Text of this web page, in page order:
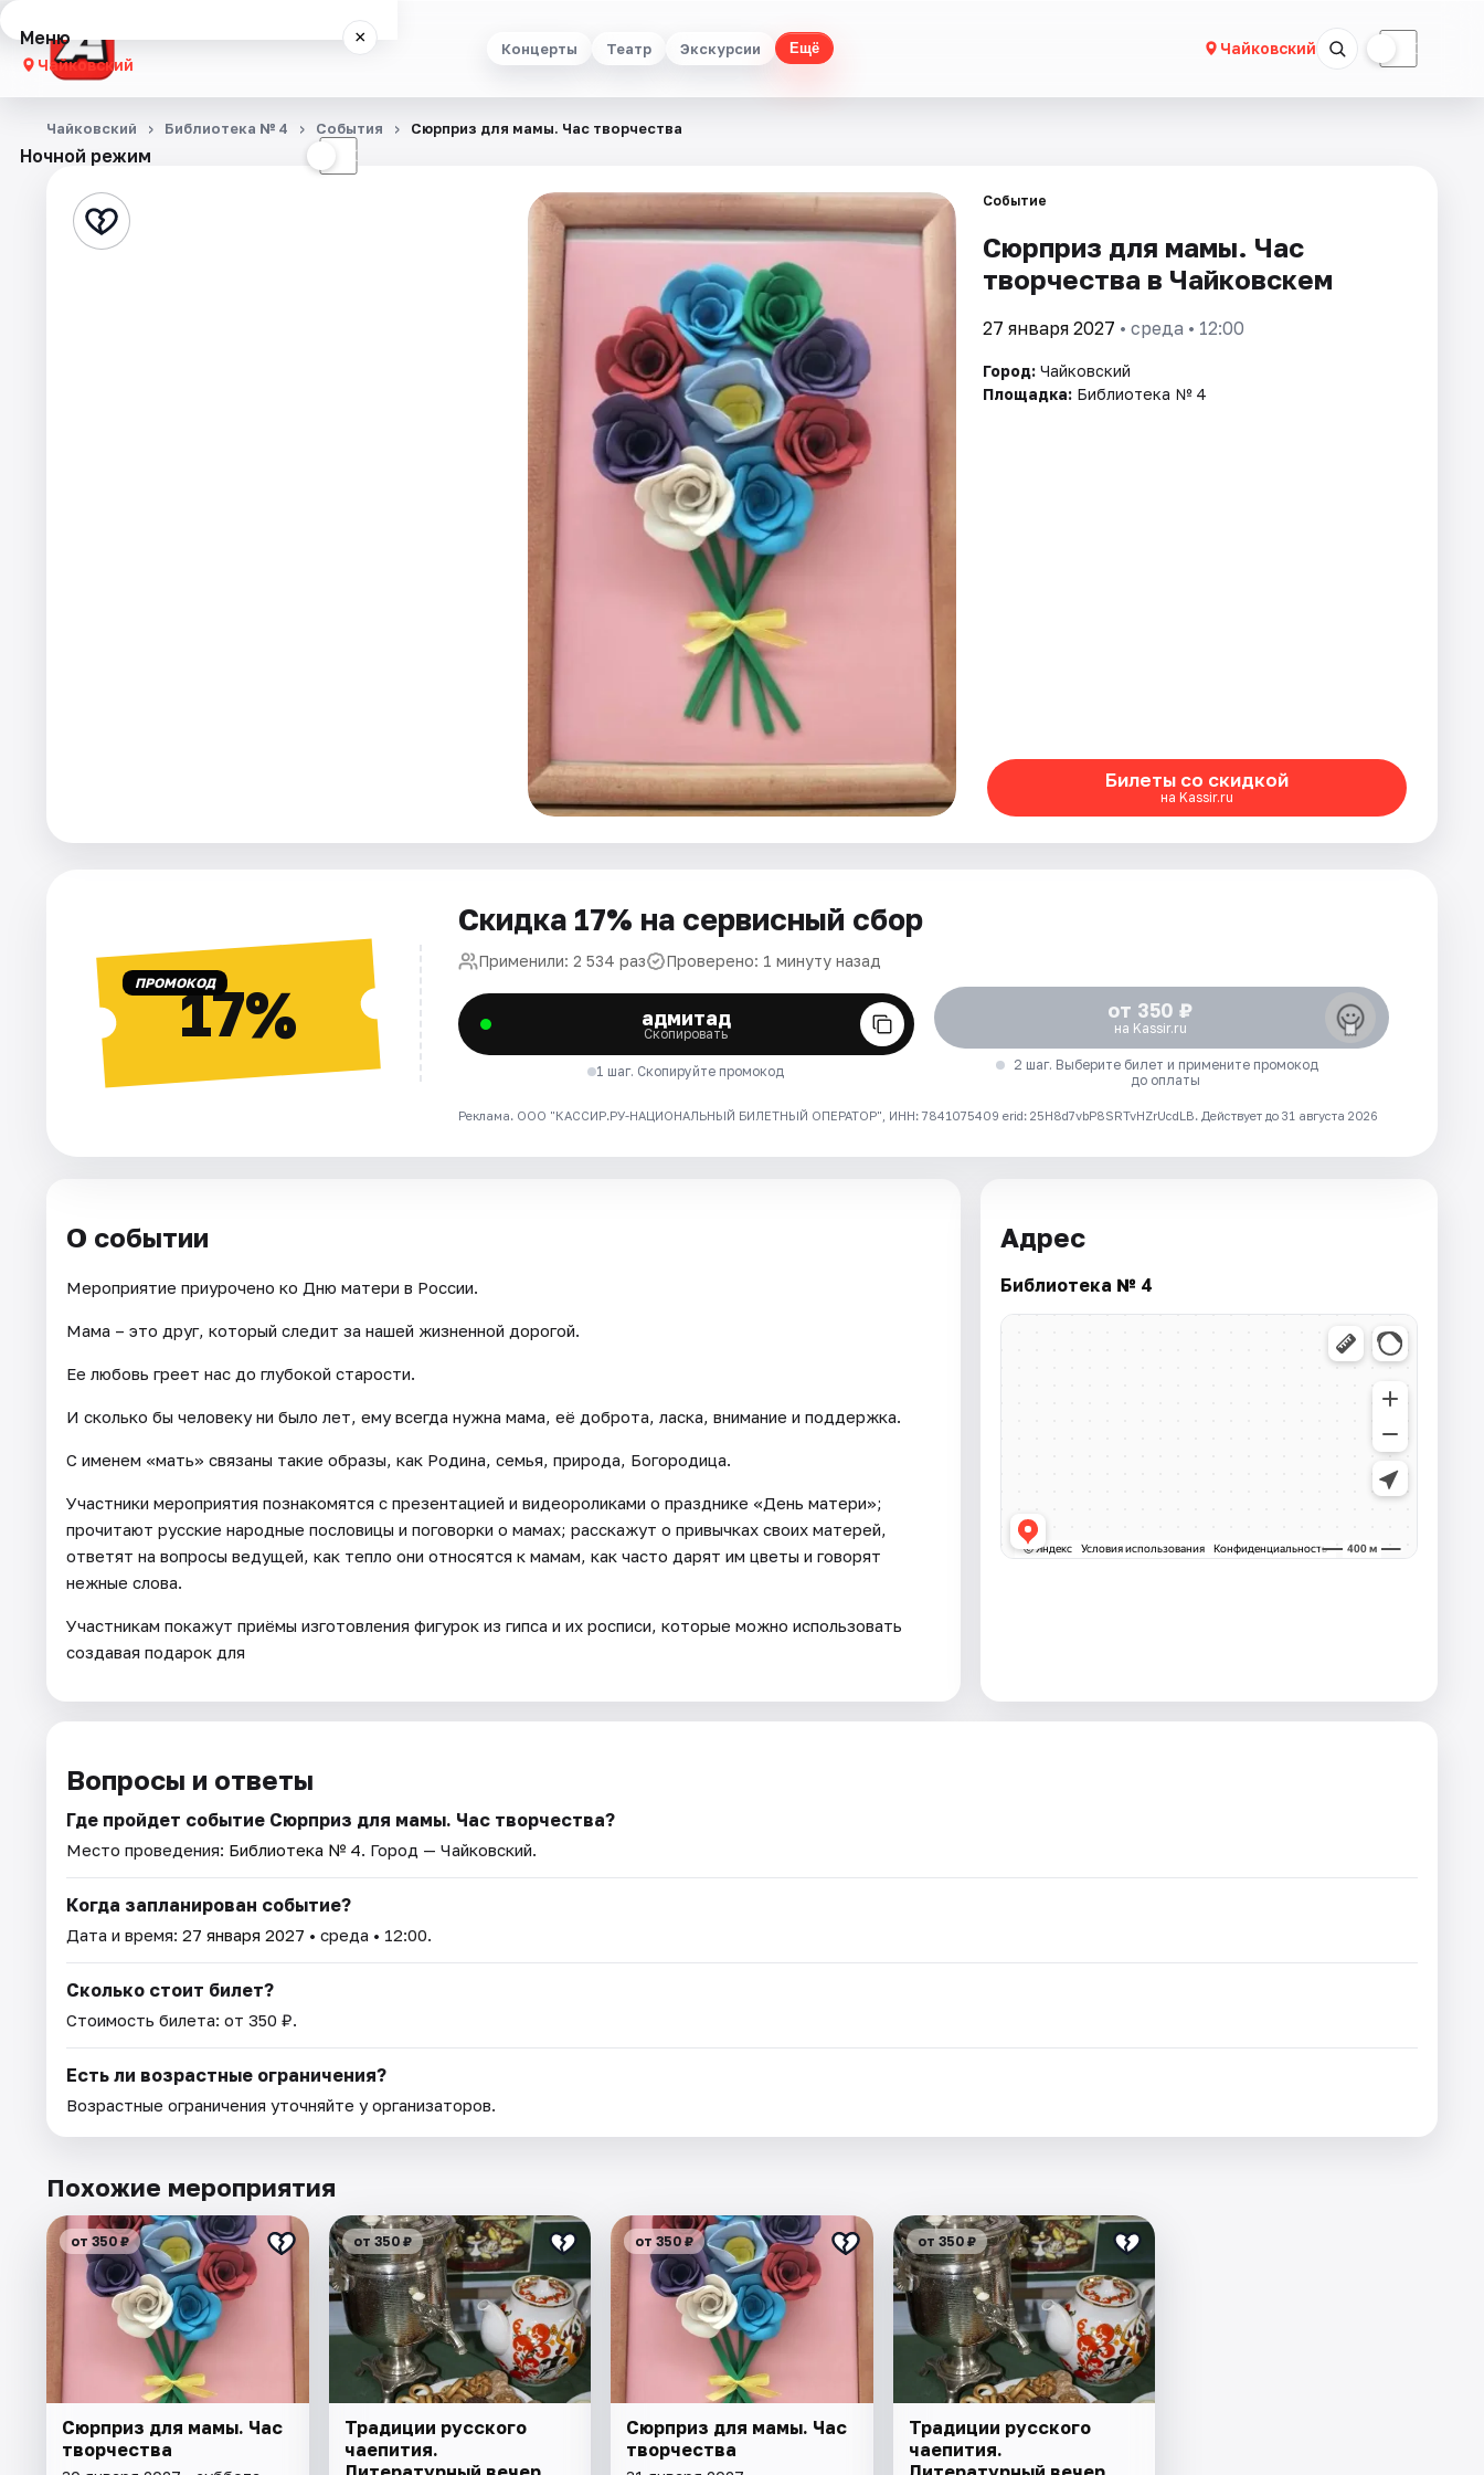
Концерты Театр Экскурсии Ещё Чайковский ☾
Меню ×
Чайковский
Концерты
Экскурсии
Ночной режим ☾
Чайковский Библиотека № 4 События Сюрприз для мамы. Час творчества
Событие
Сюрприз для мамы. Час
творчества в Чайковскем
27 января 2027 • среда • 12:00
Город: Чайковский
Площадка: Библиотека № 4
Билеты со скидкой
на Kassir.ru
ПРОМОКОД17%
Скидка 17% на сервисный сбор
Применили: 2 534 раз Проверено: 1 минуту назад
адмитад
Скопировать
1 шаг. Скопируйте промокод
от 350 ₽
на Kassir.ru
2 шаг. Выберите билет и примените промокод
до оплаты
Реклама. ООО "КАССИР.РУ-НАЦИОНАЛЬНЫЙ БИЛЕТНЫЙ ОПЕРАТОР", ИНН: 7841075409 erid: 25H8d7vbP8SRTvHZrUcdLB. Действует до 31 августа 2026
О событии
Мероприятие приурочено ко Дню матери в России.
Мама – это друг, который следит за нашей жизненной дорогой.
Ее любовь греет нас до глубокой старости.
И сколько бы человеку ни было лет, ему всегда нужна мама, её доброта, ласка, внимание и поддержка.
С именем «мать» связаны такие образы, как Родина, семья, природа, Богородица.
Участники мероприятия познакомятся с презентацией и видеороликами о празднике «День матери»;
прочитают русские народные пословицы и поговорки о мамах; расскажут о привычках своих матерей,
ответят на вопросы ведущей, как тепло они относятся к мамам, как часто дарят им цветы и говорят
нежные слова.
Участникам покажут приёмы изготовления фигурок из гипса и их росписи, которые можно использовать
создавая подарок для
Адрес
Библиотека № 4
Вопросы и ответы
Где пройдет событие Сюрприз для мамы. Час творчества?
Место проведения: Библиотека № 4. Город — Чайковский.
Когда запланирован событие?
Дата и время: 27 января 2027 • среда • 12:00.
Сколько стоит билет?
Стоимость билета: от 350 ₽.
Есть ли возрастные ограничения?
Возрастные ограничения уточняйте у организаторов.
Похожие мероприятия
от 350 ₽
Сюрприз для мамы. Час
творчества
от 350 ₽
Традиции русского
чаепития.
от 350 ₽
Сюрприз для мамы. Час
творчества
от 350 ₽
Традиции русского
чаепития.